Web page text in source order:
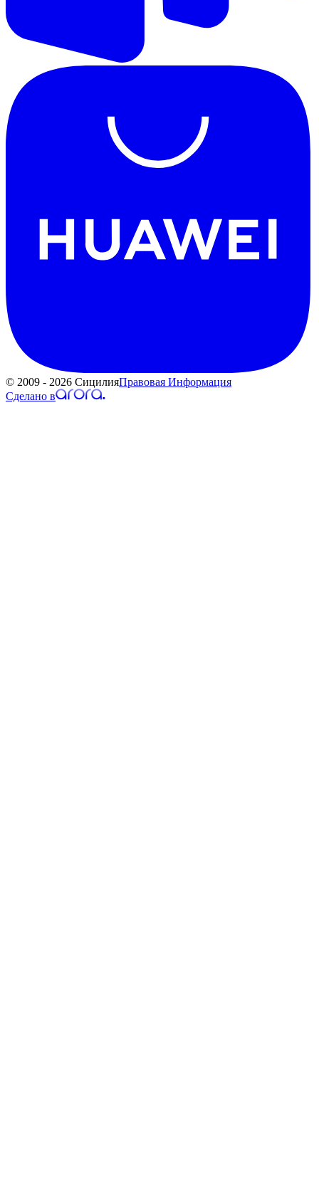
© 2009 - 2026 СицилияПравовая Информация
Сделано в